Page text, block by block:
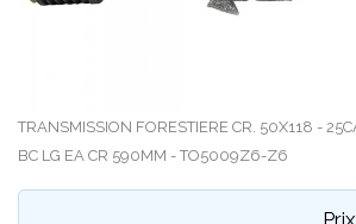
TRANSMISSION FORESTIERE CR. 50X118 -
BC LG EA CR 590MM - TO5009Z6-Z6